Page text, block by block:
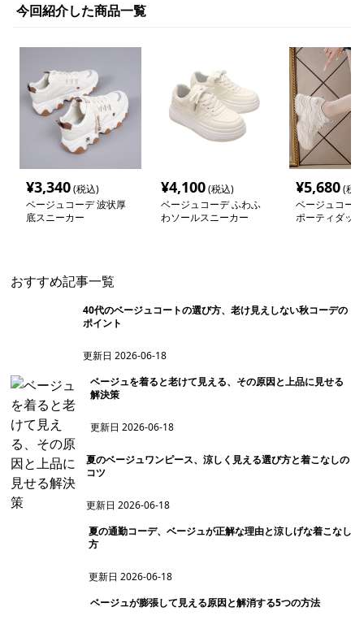
今回紹介した商品一覧
¥3,340(税込)
ベージュコーデ 波状厚
底スニーカー
¥4,100(税込)
ベージュコーデ ふわふ
わソールスニーカー
¥5,680(税
ベージュコー
ポーティダッ
おすすめ記事一覧
40代のベージュコートの選び方、老け見えしない秋コーデの
ポイント
更新日 2026-06-18
ベージュを着ると老けて見える、その原因と上品に見せる
解決策
更新日2026-06-18
夏のベージュワンピース、涼しく見える選び方と着こなしの
コツ
更新日2026-06-18
夏の通勤コーデ、ベージュが正解な理由と涼しげな着こなし
方
更新日 2026-06-18
ベージュが膨張して見える原因と解消する5つの方法